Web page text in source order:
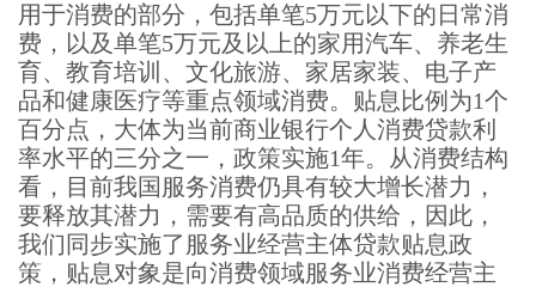
用于消费的部分，包括单笔5万元以下的日常消
费，以及单笔5万元及以上的家用汽车、养老生
育、教育培训、文化旅游、家居家装、电子产
品和健康医疗等重点领域消费。贴息比例为1个
百分点，大体为当前商业银行个人消费贷款利
率水平的三分之一，政策实施1年。从消费结构
看，目前我国服务消费仍具有较大增长潜力，
要释放其潜力，需要有高品质的供给，因此，
我们同步实施了服务业经营主体贷款贴息政
策，贴息对象是向消费领域服务业消费经营主